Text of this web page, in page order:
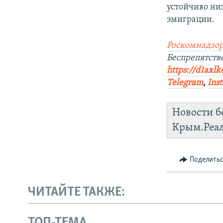
устойчиво
эмиграции.
https://
Telegram,
Новости
ЧИТАЙТЕ ТАКЖЕ: